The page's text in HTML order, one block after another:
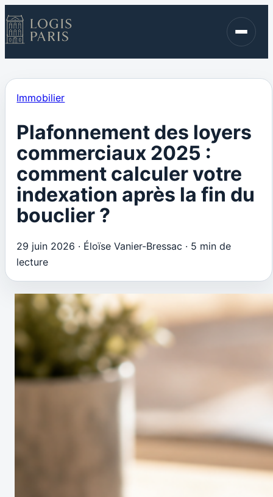
Immobilier
Contact
Immobilier
Plafonnement des loyers
commerciaux 2025 :
comment calculer votre
indexation après la fin du
bouclier ?
29 juin 2026 · Éloïse Vanier-Bressac · 5 min de
lecture